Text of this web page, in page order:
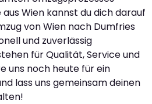
aus Wien kannst du dich darauf
von Wien nach Dumfries
und zuverlässig
für Qualität, Service und
uns noch heute für ein
lass uns gemeinsam deinen